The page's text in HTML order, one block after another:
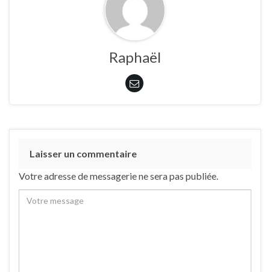
Raphaël
Laisser un commentaire
Votre adresse de messagerie ne sera pas publiée.